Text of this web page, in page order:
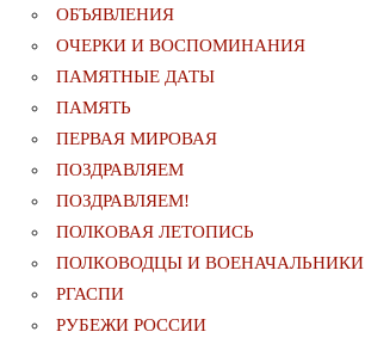
ОБЪЯВЛЕНИЯ
ОЧЕРКИ И ВОСПОМИНАНИЯ
ПАМЯТНЫЕ ДАТЫ
ПАМЯТЬ
ПЕРВАЯ МИРОВАЯ
ПОЗДРАВЛЯЕМ
ПОЗДРАВЛЯЕМ!
ПОЛКОВАЯ ЛЕТОПИСЬ
ПОЛКОВОДЦЫ И ВОЕНАЧАЛЬНИКИ
РГАСПИ
РУБЕЖИ РОССИИ